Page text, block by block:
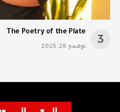
The Poetry of the Plate
نوفمبر 28, 2025